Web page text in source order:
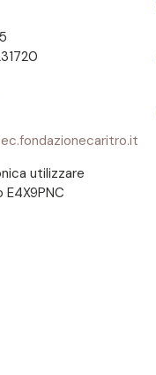
utilizzare